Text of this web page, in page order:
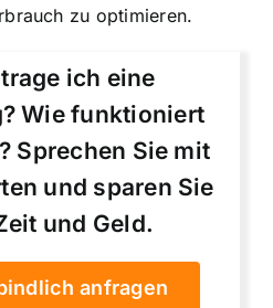
zu optimieren.
ich eine
Wie funktioniert
Sprechen Sie mit
und sparen Sie
und Geld.
anfragen